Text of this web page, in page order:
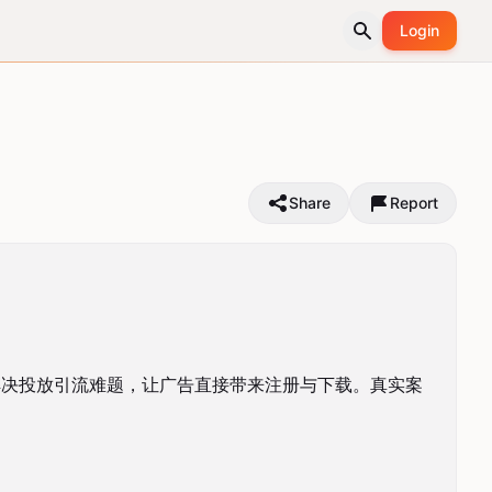
Login
Share Report
投放引流难题，让广告直接带来注册与下载。真实案